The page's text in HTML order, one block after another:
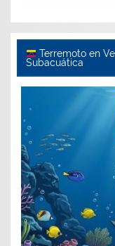
Terremoto en
Subacuática